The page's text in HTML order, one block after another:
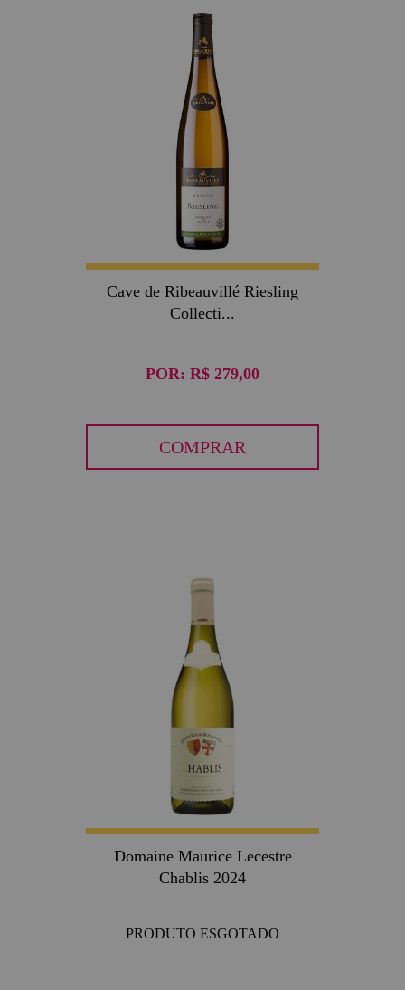
Cave de Ribeauvillé Riesling
Collecti...
POR: R$ 279,00
COMPRAR
Domaine Maurice Lecestre
Chablis 2024
PRODUTO ESGOTADO